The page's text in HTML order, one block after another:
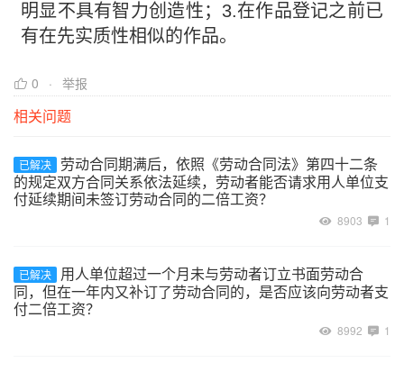
明显不具有智力创造性；3.在作品登记之前已
有在先实质性相似的作品。
0 举报
相关问题
已解决
劳动合同期满后，依照《劳动合同法》第四十二条
的规定双方合同关系依法延续，劳动者能否请求用人单位支
付延续期间未签订劳动合同的二倍工资？
8903 1
已解决
用人单位超过一个月未与劳动者订立书面劳动合
同，但在一年内又补订了劳动合同的，是否应该向劳动者支
付二倍工资？
8992 1